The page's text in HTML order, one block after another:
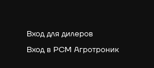
Вход для дилеров
Вход в РСМ Агротроник